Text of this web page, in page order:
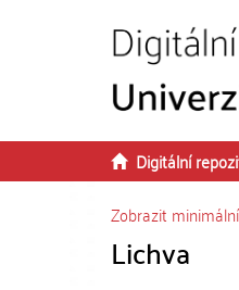
Digitální
Zobrazit
Lichva